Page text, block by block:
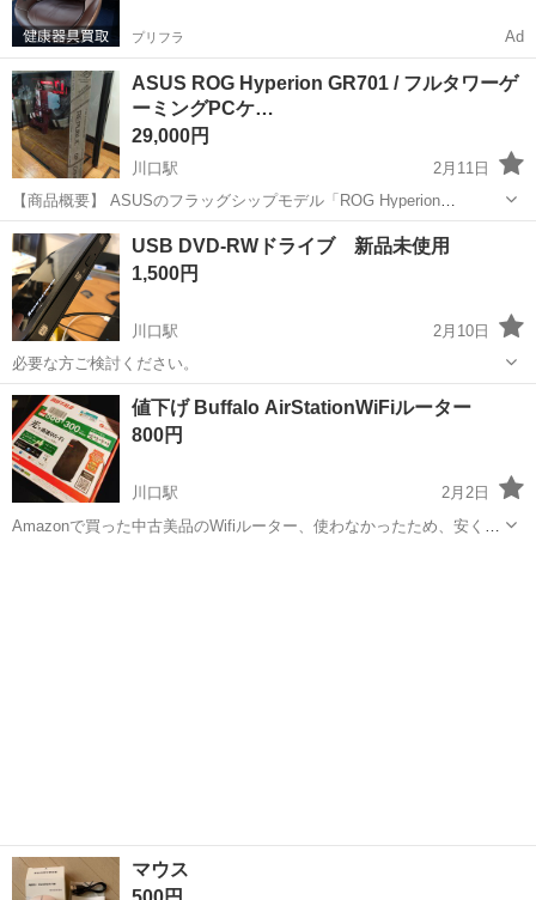
プリフラ Ad
ASUS ROG Hyperion GR701 / フルタワーゲ
ーミングPCケ…
29,000円
川口駅
2月11日
【商品概要】 ASUSのフラッグシップモデル「ROG Hyperion
GR701」です。 「性能の図騰、戦意覚醒」をコンセプトとした、圧倒
的な存在感を放つ最高峰のフルタワーE-ATXケースです。 【主な特
徴】 ...
埼玉 川口市 PCパーツ ASUS
USB DVD-RWドライブ 新品未使用
1,500円
川口駅
2月10日
必要な方ご検討ください。
埼玉 川口市 川口駅 周辺機器 USB
値下げ Buffalo AirStationWiFiルーター
800円
川口駅
2月2日
Amazonで買った中古美品のWifiルーター、使わなかったため、安く出
マウス